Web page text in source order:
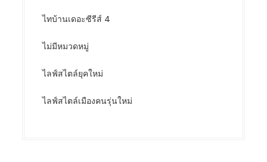
ไทบ้านเดอะซีรีส์ 4
ไม่มีหมวดหมู่
ไลฟ์สไตล์ยุคใหม่
ไลฟ์สไตล์เมืองคนรุ่นใหม่